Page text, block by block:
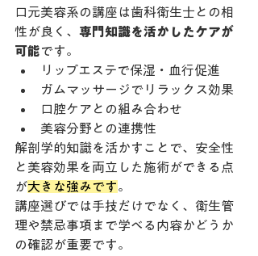
口元美容系の講座は歯科衛生士との相
性が良く、 専門知識を活かしたケアが
可能です。
リップエステで保湿・血行促進
ガムマッサージでリラックス効果
口腔ケアとの組み合わせ
美容分野との連携性
解剖学的知識を活かすことで、安全性
と美容効果を両立した施術ができる点
が大きな強みです。
講座選びでは手技だけでなく、衛生管
理や禁忌事項まで学べる内容かどうか
の確認が重要です。